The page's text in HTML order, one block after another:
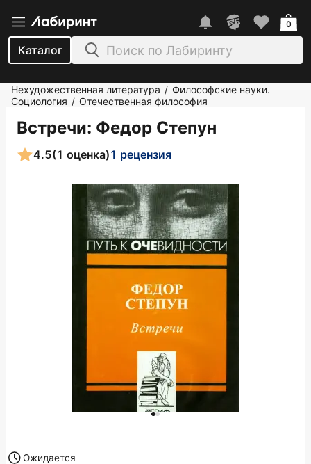
Каталог
0
Нехудожественная литература / Философские науки.
Социология / Отечественная философия
Встречи: Федор Степун
4.5(1 оценка)1 рецензия
Ожидается